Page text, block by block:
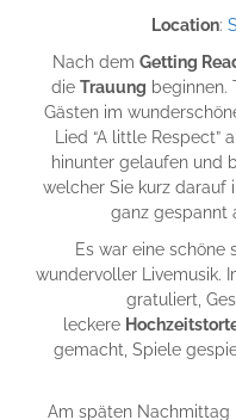
Location:
Nach dem Getting
die Trauung beginnen.
Gästen im
Lied “A little Respect”
hinunter gelaufen und
welcher Sie kurz darauf
ganz gespannt
Es war eine
wundervoller Livemusik.
gratuliert,
leckere
gemacht, Spiele
Am späten Nachmittag